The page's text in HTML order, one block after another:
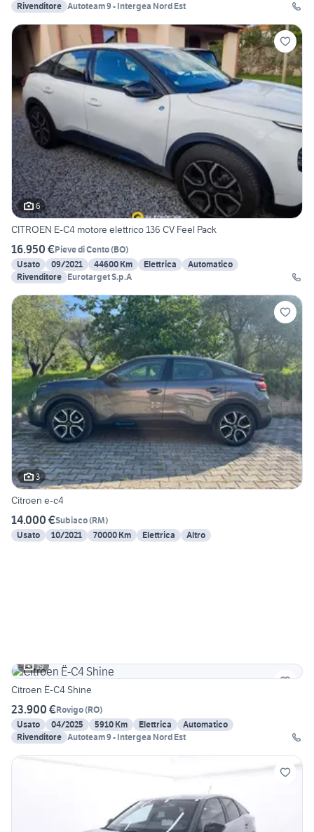
Rivenditore Autoteam 9 - Intergea Nord Est
6
CITROEN E-C4 motore elettrico 136 CV Feel Pack
16.950 €Pieve di Cento(BO)
Usato
09/2021 44600 Km Elettrica
Automatico
Rivenditore Eurotarget S.p.A
3
Citroen e-c4
14.000 €Subiaco(RM)
Usato
10/2021 70000 Km Elettrica Altro
19
Citroen Ë-C4 Shine
23.900 €Rovigo(RO)
Usato
04/2025 5910 Km Elettrica
Automatico
Rivenditore Autoteam 9 - Intergea Nord Est